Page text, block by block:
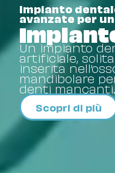
Impianto
avanzate per
Un impianto
artificiale,
inserita
mandibolare
denti mancanti.
Scopri di più